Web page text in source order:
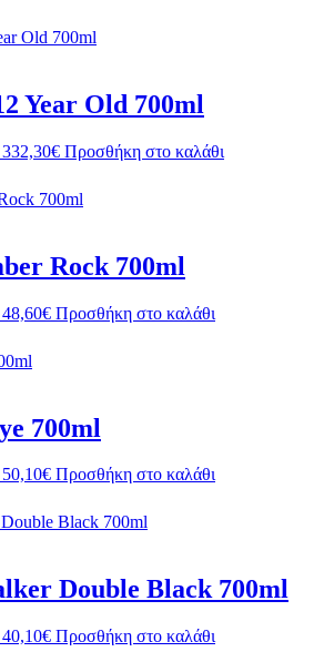
Year Old 700ml
332,30€ Προσθήκη στο καλάθι
Rock 700ml
48,60€ Προσθήκη στο καλάθι
700ml
50,10€ Προσθήκη στο καλάθι
Double Black 700ml
40,10€ Προσθήκη στο καλάθι